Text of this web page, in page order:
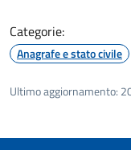
Categorie:
Anagrafe e stato civile
Ultimo aggiornamento: